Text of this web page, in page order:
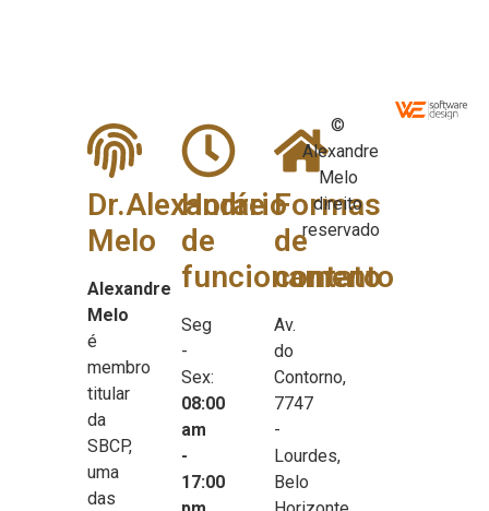
Dr.Alexandre
Melo
Alexandre
Melo
é
membro
titular
da
SBCP,
uma
das
Horário
de
funcionamento
Seg
-
Sex:
08:00
am
-
17:00
Formas
de
contato
Av.
do
Contorno,
7747
-
Lourdes,
Belo
©
Alexandre
Melo
direito
reservado